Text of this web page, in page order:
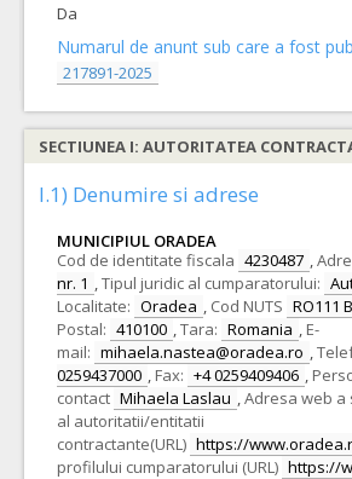
Da
Numarul de anunt sub care a fost
217891-2025
SECTIUNEA I: AUTORITATEA
I.1) Denumire si adrese
MUNICIPIUL ORADEA
Cod de identitate fiscala 4230487 ,
nr. 1 ,Tipul juridic al cumparatorului:
Localitate: Oradea , Cod NUTS RO111
Postal: 410100 ,Tara: Romania , E-
mail: mihaela.nastea@oradea.ro ,
0259437000 , Fax: +4 0259409406 ,
contact Mihaela Laslau ,Adresa web a
al autoritatii/entitatii
contractante(URL) https://
profilului cumparatorului (URL) https://